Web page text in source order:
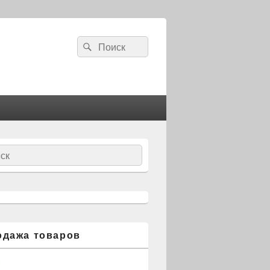
Search
for:
Search
товаров